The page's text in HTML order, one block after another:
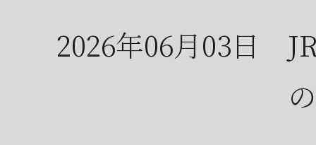
2026年06月03日